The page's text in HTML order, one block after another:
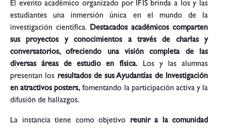
El evento académico organizado por IFIS brinda a los y las
estudiantes una inmersión única en el mundo de la
investigación científica. Destacados académicos comparten
sus proyectos y conocimientos a través de charlas y
conversatorios, ofreciendo una visión completa de las
diversas áreas de estudio en física.Los y las alumnas
presentan los resultados de sus Ayudantías de Investigación
en atractivos posters, fomentando la participación activa y la
difusión de hallazgos.
La instancia tiene como objetivo reunir a la comunidad